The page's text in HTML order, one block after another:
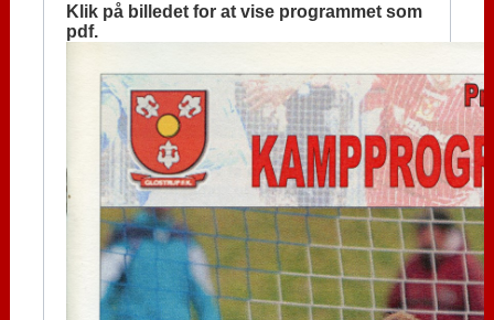
Klik på billedet for at vise programmet som
pdf.